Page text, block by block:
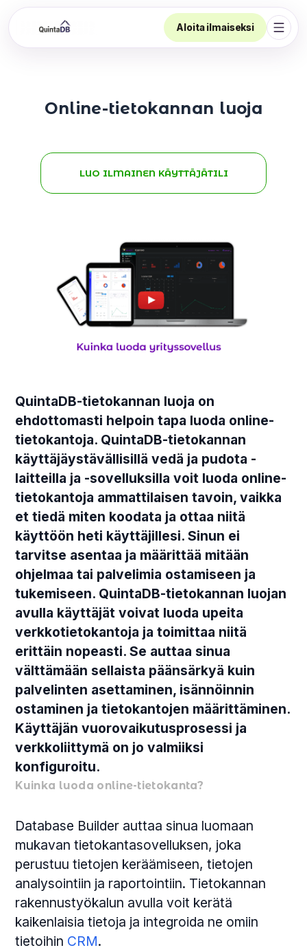
Aloita ilmaiseksi
Avaa
Online-tietokannan luoja
LUO ILMAINEN KÄYTTÄJÄTILI
QuintaDB-tietokannan luoja on
ehdottomasti helpoin tapa luoda online-
tietokantoja. QuintaDB-tietokannan
käyttäjäystävällisillä vedä ja pudota -
laitteilla ja -sovelluksilla voit luoda online-
tietokantoja ammattilaisen tavoin, vaikka
et tiedä miten koodata ja ottaa niitä
käyttöön heti käyttäjillesi. Sinun ei
tarvitse asentaa ja määrittää mitään
ohjelmaa tai palvelimia ostamiseen ja
tukemiseen. QuintaDB-tietokannan luojan
avulla käyttäjät voivat luoda upeita
verkkotietokantoja ja toimittaa niitä
erittäin nopeasti. Se auttaa sinua
välttämään sellaista päänsärkyä kuin
palvelinten asettaminen, isännöinnin
ostaminen ja tietokantojen määrittäminen.
Käyttäjän vuorovaikutusprosessi ja
verkkoliittymä on jo valmiiksi
konfiguroitu.
Kuinka luoda online-tietokanta?
Database Builder auttaa sinua luomaan
mukavan tietokantasovelluksen, joka
perustuu tietojen keräämiseen, tietojen
analysointiin ja raportointiin. Tietokannan
rakennustyökalun avulla voit kerätä
kaikenlaisia ​​tietoja ja integroida ne omiin
tietoihin CRM.